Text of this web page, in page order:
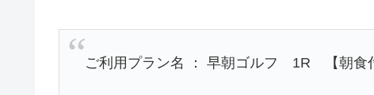
ご利用プラン名 ： 早朝ゴルフ 1R 【朝食